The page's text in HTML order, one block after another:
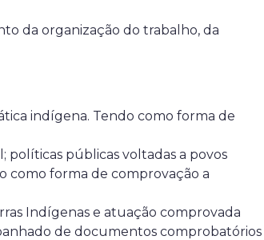
da organização do trabalho, da
indígena. Tendo como forma de
políticas públicas voltadas a povos
como forma de comprovação a
Indígenas e atuação comprovada
de documentos comprobatórios